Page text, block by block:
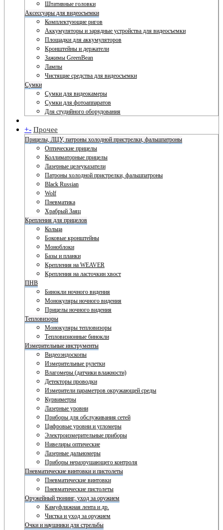
Штативные головки
Аксессуары для видеосъемки
Комплектующие ригов
Аккумуляторы и зарядные устройства для видеосъемки
Площадки для аккумуляторов
Кронштейны и держатели
Зажимы GreenBean
Лампы
Чистящие средства для видеосъемки
Сумки
Сумки для видеокамеры
Сумки для фотоаппаратов
Для студийного оборудования
+- Прочее
Прицелы, ЛЦУ, патроны холодной пристрелки, фальшпатроны
Оптические прицелы
Коллиматорные прицелы
Лазерные целеуказатели
Патроны холодной пристрелки, фальшпатроны
Black Russian
Wolf
Пневматика
Храбрый Заяц
Крепления для прицелов
Кольца
Боковые кронштейны
Моноблоки
Базы и планки
Крепления на WEAVER
Крепления на ласточкин хвост
ПНВ
Бинокли ночного видения
Монокуляры ночного видения
Прицелы ночного видения
Тепловизоры
Монокуляры тепловизоры
Тепловизионные бинокли
Измерительные инструменты
Видеоэндоскопы
Измерительные рулетки
Влагомеры (датчики влажности)
Детекторы проводки
Измерители параметров окружающей среды
Курвиметры
Лазерные уровни
Приборы для обслуживания сетей
Цифровые уровни и угломеры
Электроизмерительные приборы
Нивелиры оптические
Лазерные дальномеры
Приборы неразрушающего контроля
Пневматические винтовки и пистолеты
Пневматические винтовки
Пневматические пистолеты
Оружейный тюнинг, уход за оружием
Камуфляжная лента и др.
Чистка и уход за оружием
Очки и наушники для стрельбы